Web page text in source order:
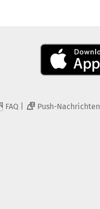
FAQ 2 Push-Nachrichten